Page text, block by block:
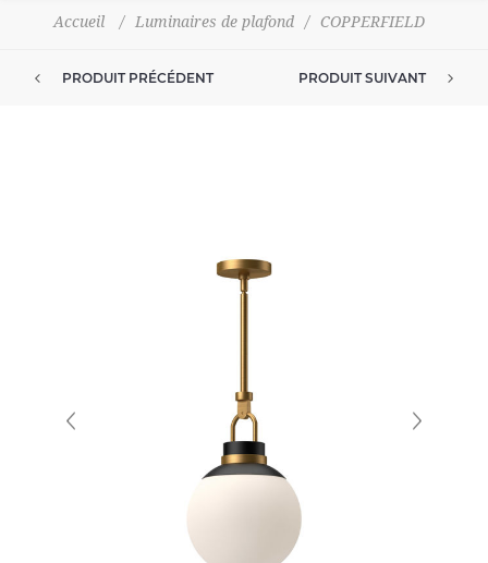
Accueil / Luminaires de plafond / COPPERFIELD
PRODUIT PRÉCÉDENT PRODUIT SUIVANT